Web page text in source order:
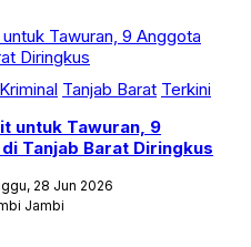
Tanjab Barat Terkini
untuk Tawuran, 9
Tanjab Barat Diringkus
28 Jun 2026
Jambi